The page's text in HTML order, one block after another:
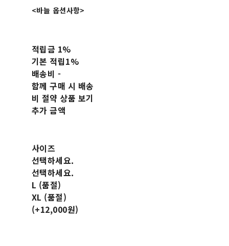
<바늘 옵션사항>
적립금 1%
기본 적립1%
배송비 -
함께 구매 시 배송
비 절약 상품 보기
추가 금액
사이즈
선택하세요.
선택하세요.
L (품절)
XL (품절)
(+12,000원)